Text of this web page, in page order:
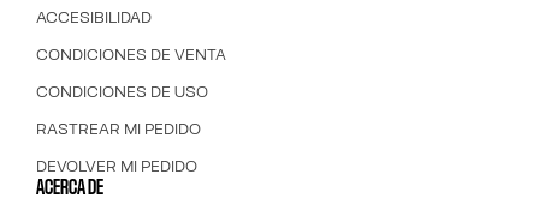
ACCESIBILIDAD
CONDICIONES DE VENTA
CONDICIONES DE USO
RASTREAR MI PEDIDO
DEVOLVER MI PEDIDO
ACERCA DE